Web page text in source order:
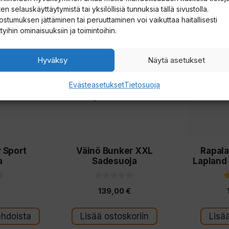
selauskäyttäytymistä tai yksilöllisiä tunnuksia tällä sivustolla.
jättäminen tai peruuttaminen voi vaikuttaa haitallisesti
ominaisuuksiin ja toimintoihin.
Hyväksy Näytä asetukset
EvästeasetuksetTietosuoja
Sport
Väinö Bunker XXL
Sadesuoja
s
t
ä
139,00 €
Lisää ostoskoriin
Lapland